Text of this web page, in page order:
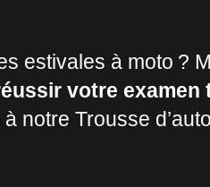
estivales à moto ?
votre examen
notre Trousse